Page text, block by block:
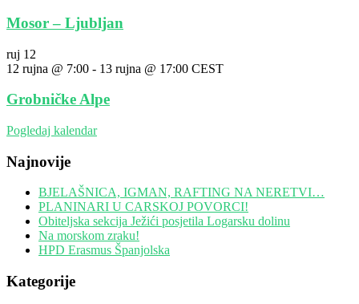
Mosor – Ljubljan
ruj 12
12 rujna @ 7:00 - 13 rujna @ 17:00 CEST
Grobničke Alpe
Pogledaj kalendar
Najnovije
BJELAŠNICA, IGMAN, RAFTING NA NERETVI…
PLANINARI U CARSKOJ POVORCI!
Obiteljska sekcija Ježići posjetila Logarsku dolinu
Na morskom zraku!
HPD Erasmus Španjolska
Kategorije